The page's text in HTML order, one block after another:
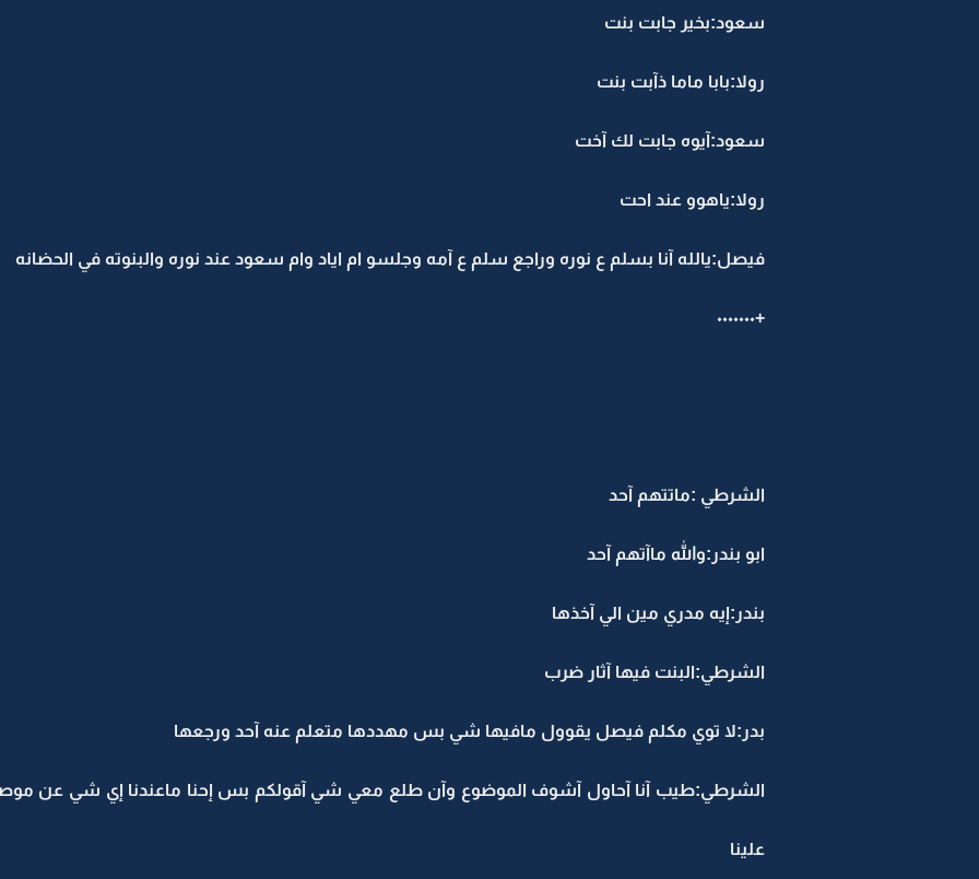
سعود:بخير جابت بنت
رولا:بابا ماما ذآبت بنت
سعود:آيوه جابت لك آخت
رولا:ياهوو عند احت
فيصل:يالله آنا بسلم ع نوره وراجع سلم ع آمه وجلسو ام اياد وام سعود عند نوره والبنوته في الحضانه
+٠٠٠٠٠٠٠
الشرطي :ماتتهم آحد
ابو بندر:والله ماآتهم آحد
بندر:إيه مدري مين الي آخذها
الشرطي:البنت فيها آثار ضرب
بدر:لا توي مكلم فيصل يقوول مافيها شي بس مهددها متعلم عنه آحد ورجعها
الشرطي:طيب آنا آحاول آشوف الموضوع وآن طلع معي شي آقولكم بس إحنا ماعندنا إي شي عن
علينا